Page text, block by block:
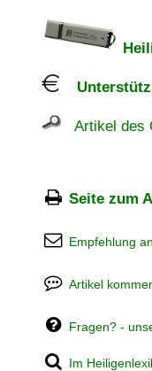
Artikel des
Seite zum
Empfehlung
Artikel
Fragen? -
Im